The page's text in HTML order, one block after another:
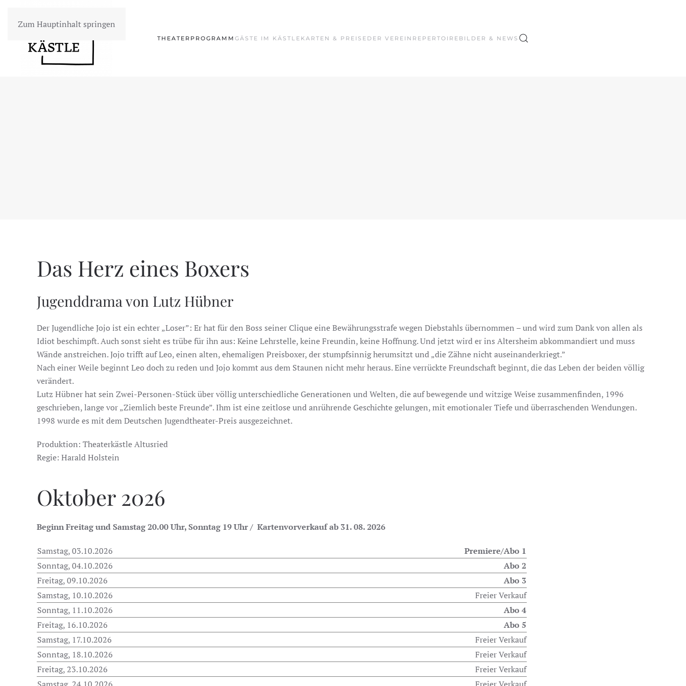
Zum Hauptinhalt springen
THEATERPROGRAMM GÄSTE IM KÄSTLE KARTEN & PREISE DER VEREIN REPERTOIRE BILDER & NEWS
Das Herz eines Boxers
Jugenddrama von Lutz Hübner
Der Jugendliche Jojo ist ein echter „Loser”: Er hat für den Boss seiner Clique eine Bewährungsstrafe wegen Diebstahls übernommen – und wird zum Dank von allen als
Idiot beschimpft. Auch sonst sieht es trübe für ihn aus: Keine Lehrstelle, keine Freundin, keine Hoffnung. Und jetzt wird er ins Altersheim abkommandiert und muss
Wände anstreichen. Jojo trifft auf Leo, einen alten, ehemaligen Preisboxer, der stumpfsinnig herumsitzt und „die Zähne nicht auseinanderkriegt.”
Nach einer Weile beginnt Leo doch zu reden und Jojo kommt aus dem Staunen nicht mehr heraus. Eine verrückte Freundschaft beginnt, die das Leben der beiden völlig
verändert.
Lutz Hübner hat sein Zwei-Personen-Stück über völlig unterschiedliche Generationen und Welten, die auf bewegende und witzige Weise zusammenfinden, 1996
geschrieben, lange vor „Ziemlich beste Freunde”. Ihm ist eine zeitlose und anrührende Geschichte gelungen, mit emotionaler Tiefe und überraschenden Wendungen.
1998 wurde es mit dem Deutschen Jugendtheater-Preis ausgezeichnet.
Produktion: Theaterkästle Altusried
Regie: Harald Holstein
Oktober 2026
Beginn Freitag und Samstag 20.00 Uhr, Sonntag 19 Uhr / Kartenvorverkauf ab 31. 08. 2026
Samstag, 03.10.2026
Premiere/Abo 1
Sonntag, 04.10.2026
Abo 2
Freitag, 09.10.2026
Abo 3
Samstag, 10.10.2026
Freier Verkauf
Sonntag, 11.10.2026
Abo 4
Freitag, 16.10.2026
Abo 5
Samstag, 17.10.2026
Freier Verkauf
Sonntag, 18.10.2026
Freier Verkauf
Freitag, 23.10.2026
Freier Verkauf